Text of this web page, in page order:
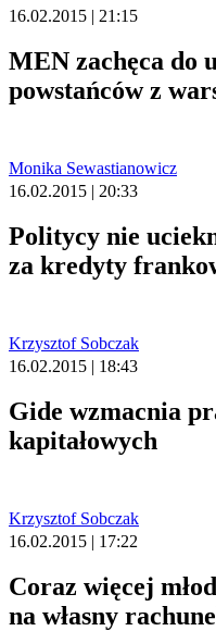
16.02.2015 | 21:15
MEN zachęca do
powstańców z
Monika Sewastianowicz
16.02.2015 | 20:33
Politycy nie
za kredyty
Krzysztof Sobczak
16.02.2015 | 18:43
Gide wzmacnia
kapitałowych
Krzysztof Sobczak
16.02.2015 | 17:22
Coraz więcej
na własny